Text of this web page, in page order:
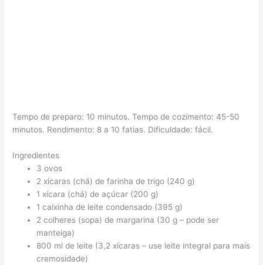
Tempo de preparo: 10 minutos. Tempo de cozimento: 45-50
minutos. Rendimento: 8 a 10 fatias. Dificuldade: fácil.
Ingredientes
3 ovos
2 xícaras (chá) de farinha de trigo (240 g)
1 xícara (chá) de açúcar (200 g)
1 caixinha de leite condensado (395 g)
2 colheres (sopa) de margarina (30 g – pode ser
manteiga)
800 ml de leite (3,2 xícaras – use leite integral para mais
cremosidade)